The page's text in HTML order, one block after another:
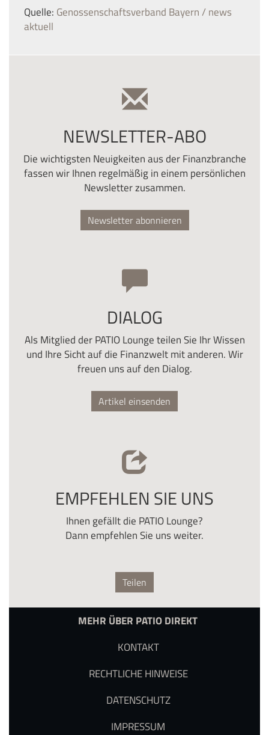
Quelle: Genossenschaftsverband Bayern / news
aktuell
NEWSLETTER-ABO
Die wichtigsten Neuigkeiten aus der Finanzbranche
fassen wir Ihnen regelmäßig in einem persönlichen
Newsletter zusammen.
Newsletter abonnieren
DIALOG
Als Mitglied der PATIO Lounge teilen Sie Ihr Wissen
und Ihre Sicht auf die Finanzwelt mit anderen. Wir
freuen uns auf den Dialog.
Artikel einsenden
EMPFEHLEN SIE UNS
Ihnen gefällt die PATIO Lounge?
Dann empfehlen Sie uns weiter.
Teilen
MEHR ÜBER PATIO DIREKT
KONTAKT
RECHTLICHE HINWEISE
DATENSCHUTZ
IMPRESSUM